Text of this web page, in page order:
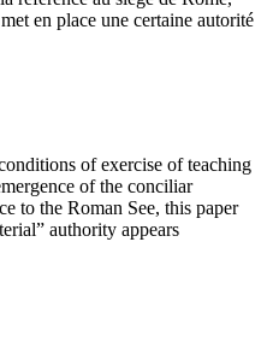
en place une certaine autorité
of exercise of teaching
of the conciliar
to the Roman See, this paper
authority appears